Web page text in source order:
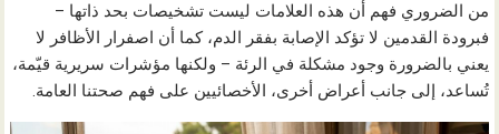
من الضروري فهم أن هذه العلامات ليست تشخيصات بحد ذاتها –
فبرودة القدمين لا تؤكد الإصابة بفقر الدم، كما أن اصفرار الأظافر لا
يعني بالضرورة وجود مشكلة في الرئة – ولكنها مؤشرات سريرية قيّمة،
تُساعد، إلى جانب أعراض أخرى، الأخصائيين على فهم صحتنا العامة.